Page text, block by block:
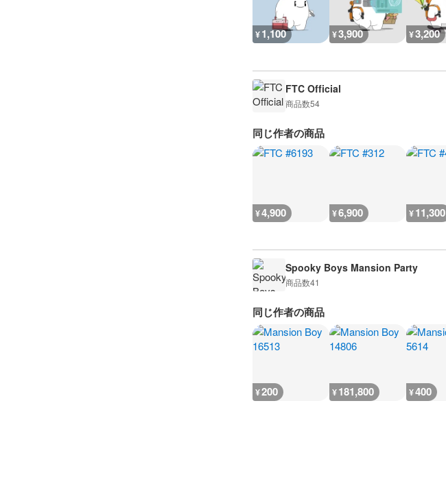
¥1,100 ¥3,900 ¥3,200
FTC Official
商品数54
同じ作者の商品
¥4,900 ¥6,900 ¥11,300
Spooky Boys Mansion Party
商品数41
同じ作者の商品
¥200 ¥181,800 ¥400